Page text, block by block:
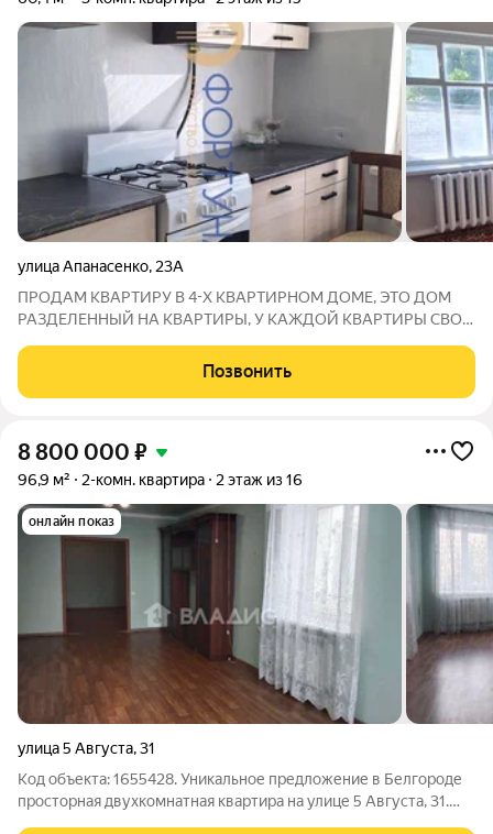
улица Апанасенко, 23А
ПРОДАМ КВАРТИРУ В 4-Х КВАРТИРНОМ ДОМЕ, ЭТО ДОМ
РАЗДЕЛЕННЫЙ НА КВАРТИРЫ, У КАЖДОЙ КВАРТИРЫ СВОЙ
СОСТОЯНИЕ КВАРТИРЫ- ЗАЙТИ И ЖИТЬ ! ОТОПЛЕНИЕ
ГАЗОВЫЙ КОТЕЛ ( ИНДИВИДУАЛЬНОЕ), ВОДОПРОВОД,
Позвонить
8 800 000 ₽
96,9 м² 2-комн. квартира 2 этаж из 16
онлайн показ
улица 5 Августа,31
Код объекта: 1655428. Уникальное предложение в Белгороде
просторная двухкомнатная квартира на улице 5 Августа, 31.